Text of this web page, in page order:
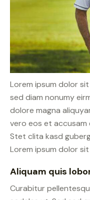
Lorem ipsum dolor
sed diam nonumy
dolore magna
vero eos et
Stet clita kasd
Lorem ipsum dolor
Aliquam quis
Curabitur